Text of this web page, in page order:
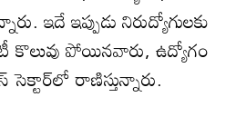
ఇదే ఇప్పుడు నిరుద్యోగులకు
కొలువు పోయినవారు, ఉద్యోగం
సెక్టార్‌లో రాణిస్తున్నారు.